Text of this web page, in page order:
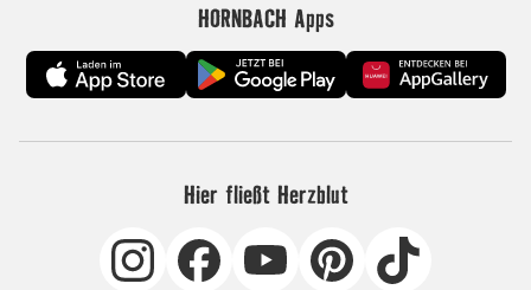
HORNBACH Apps
Hier fließt Herzblut